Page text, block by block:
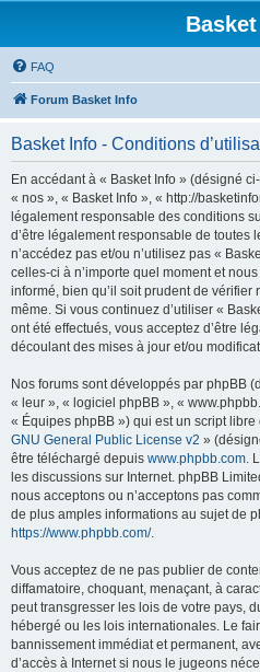
FAQ
Forum Basket Info
Basket Info - Conditions
En accédant à « Basket Info » (désigné
« nos », « Basket Info », « http://
légalement responsable des conditions
d’être légalement responsable de toutes
n’accédez pas et/ou n’utilisez pas «
celles-ci à n’importe quel moment et
informé, bien qu’il soit prudent de
même. Si vous continuez d’utiliser «
ont été effectués, vous acceptez d’être
découlant des mises à jour et/ou
Nos forums sont développés par phpBB
« leur », « logiciel phpBB », «
« Équipes phpBB ») qui est un script
GNU General Public License v2 »
être téléchargé depuis www.phpbb.com.
les discussions sur Internet. phpBB
nous acceptons ou n’acceptons pas
de plus amples informations au sujet de
https://www.phpbb.com/.
Vous acceptez de ne pas publier de
diffamatoire, choquant, menaçant, à
peut transgresser les lois de votre pays,
hébergé ou les lois internationales. Le
bannissement immédiat et permanent,
d’accès à Internet si nous le jugeons